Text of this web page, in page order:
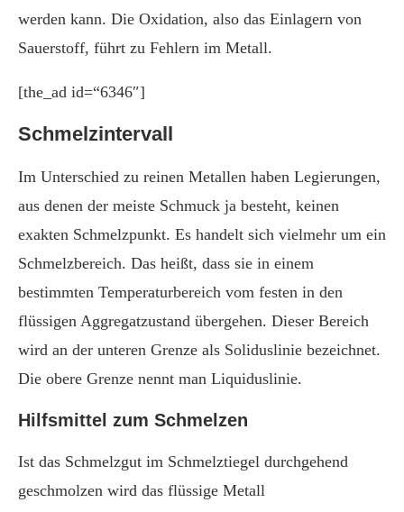
werden kann. Die Oxidation, also das Einlagern von
Sauerstoff, führt zu Fehlern im Metall.
[the_ad id=“6346″]
Schmelzintervall
Im Unterschied zu reinen Metallen haben Legierungen,
aus denen der meiste Schmuck ja besteht, keinen
exakten Schmelzpunkt. Es handelt sich vielmehr um ein
Schmelzbereich. Das heißt, dass sie in einem
bestimmten Temperaturbereich vom festen in den
flüssigen Aggregatzustand übergehen. Dieser Bereich
wird an der unteren Grenze als Soliduslinie bezeichnet.
Die obere Grenze nennt man Liquiduslinie.
Hilfsmittel zum Schmelzen
Ist das Schmelzgut im Schmelztiegel durchgehend
geschmolzen wird das flüssige Metall